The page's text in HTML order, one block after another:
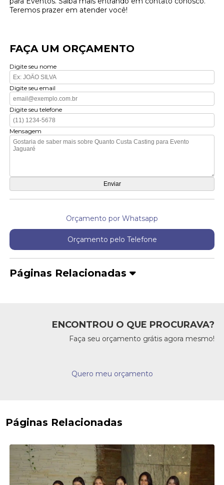
Teremos prazer em atender você!
FAÇA UM ORÇAMENTO
Digite seu nome
Digite seu email
Digite seu telefone
Mensagem
Orçamento por Whatsapp
Orçamento pelo Telefone
Páginas Relacionadas
ENCONTROU O QUE PROCURAVA?
Faça seu orçamento grátis agora mesmo!
Quero meu orçamento
Páginas Relacionadas